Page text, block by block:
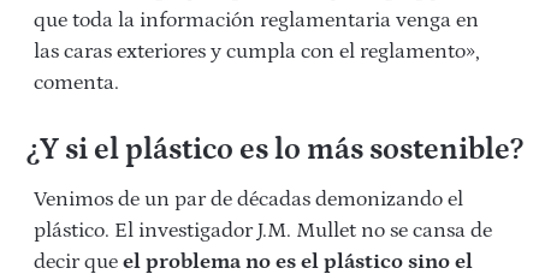
que toda la información reglamentaria venga en
las caras exteriores y cumpla con el reglamento»,
comenta.
¿Y si el plástico es lo más sostenible?
Venimos de un par de décadas demonizando el
plástico. El investigador J.M. Mullet no se cansa de
decir que el problema no es el plástico sino el